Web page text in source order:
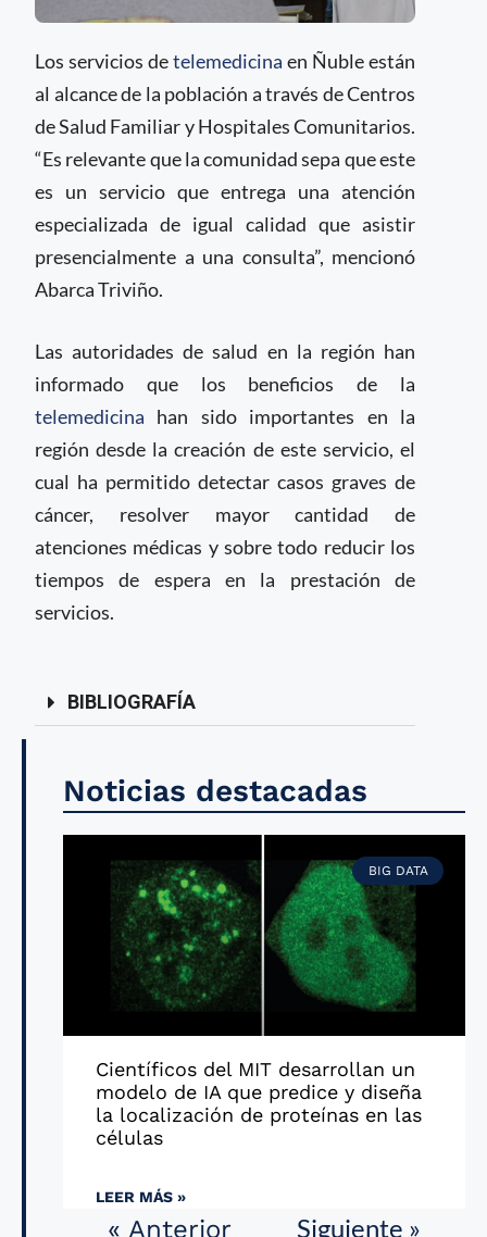
Los servicios detelemedicina en Ñuble están
al alcance de la población a través de Centros
de Salud Familiar y Hospitales Comunitarios.
“Es relevante que la comunidad sepa que este
es un servicio que entrega una atención
especializada de igual calidad que asistir
presencialmente a una consulta”, mencionó
Abarca Triviño.
Las autoridades de salud en la región han
informado que los beneficios de la
telemedicina han sido importantes en la
región desde la creación de este servicio, el
cual ha permitido detectar casos graves de
cáncer, resolver mayor cantidad de
atenciones médicas y sobre todo reducir los
tiempos de espera en la prestación de
servicios.
BIBLIOGRAFÍA
Noticias destacadas
BIG DATA
Científicos del MIT desarrollan un
modelo de IA que predice y diseña
la localización de proteínas en las
células
LEER MÁS »
« Anterior Siguiente »